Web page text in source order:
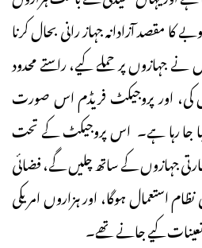
کا مقصد آزادانہ جہاز رانی بحال کرنا
جہازوں پر حملے کیے، راستے محدود
کی، اور پروجیکٹ فریڈم اس صورت
جا رہا ہے۔ اس پروجیکٹ کے تحت
جہازوں کے ساتھ چلیں گے، فضائی
نظام استعمال ہوگا، اور ہزاروں امریکی
کیے جانے تھے۔